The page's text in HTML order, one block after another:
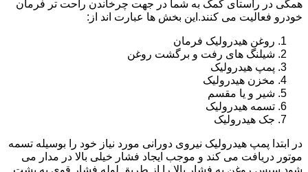
همگی در راستای کمک به شما در جهت چرخاندن راحت تر فرمان
خودرو فعالیت می کنند.این بخش ها عبارت اند از:
روغن هیدرولیک فرمان
شیلنگ های رفت و برگشت روغن
پمپ هیدرولیک
مخزن هیدرولیک
شیر و یا مقسم
تسمه هیدرولیک
جک هیدرولیک
در ابتدا پمپ هیدرولیک نیروی دورانی مورد نیاز خود را بوسیله تسمه
موتور دریافت می کند و موجب ایجاد فشار خیلی بالا در مدار می
شود.سپس روغن به فشار بالا را از طریق لوله فشار قوی به پشت